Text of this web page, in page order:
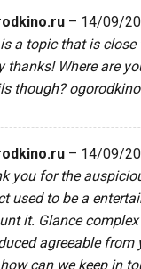
– 14/09/
a topic that is
thanks! Where are
though?
– 14/09/
you for the
used to be a
it. Glance
agreeable from
can we keep in